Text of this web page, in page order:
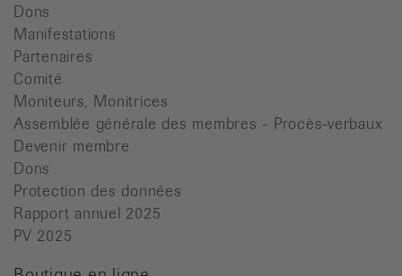
Dons
Manifestations
Partenaires
Comité
Moniteurs, Monitrices
Assemblée générale des membres - Procès-verbaux
Devenir membre
Dons
Protection des données
Rapport annuel 2025
PV 2025